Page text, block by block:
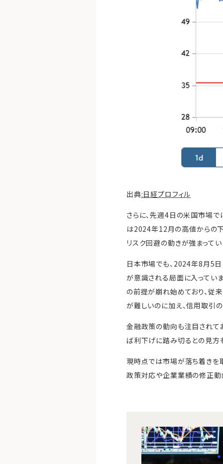
出典:日経プロフィル
さらに、先週4日の米国市場
は2024年12月の高値からの
リスク回避の動きが強まってい
日本市場でも、2024年8月5
が意識される局面に入ってい
の前提が崩れ始めており、従
が難しいのに加え、信用取引
金融政策の動向も注目されて
ば利下げに踏み切るとの見方
現時点では市場が落ち着きを
政策対応や企業業績の修正動